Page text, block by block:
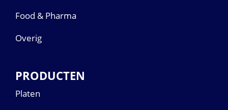
Food & Pharma
Overig
PRODUCTEN
Platen